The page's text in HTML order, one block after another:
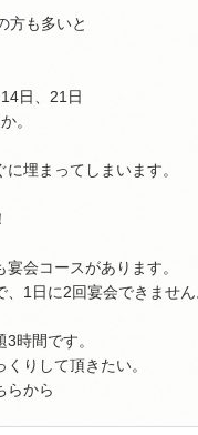
方も多いと
日、21日
。
埋まってしまいます。
会コースがあります。
1日に2回宴会できません
時間です。
りして頂きたい。
らから